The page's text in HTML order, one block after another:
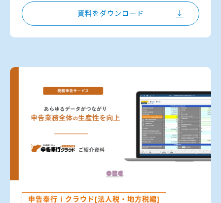
資料をダウンロード
申告奉行ｉクラウド[法人税・地方税編]